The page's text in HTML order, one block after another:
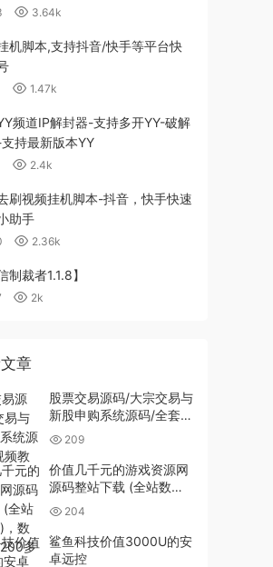
3.64k
机脚本,支持抖音/快手等平台快
1.47k
频道IP解封器-支持多开YY-破解
持最新版本YY
2.4k
刷视频挂机脚本-抖音，快手快速
助手
2.36k
制裁者1.1.8】
2k
章
股票交易源码/大宗交易与
新股申购系统源码/全套视
频教程
209
价值几千元的游戏资源网
源码整站下载 (全站数据
打包)，数据里面有200多
个宝贝。
204
鲨鱼科技价值3000U的安
卓远控